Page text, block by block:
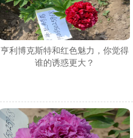
亨利博克斯特和红色魅力，你觉得
谁的诱惑更大？